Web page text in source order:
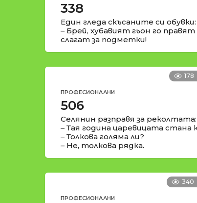
338
Един гледа скъсаните си обувки:
– Брей, хубавият гьон го
слагат за подметки!
178
ПРОФЕСИОНАЛНИ
506
Селянин разправя за реколтата:
– Тая година царевицата
– Толкова голяма ли?
– Не, толкова рядка.
340
ПРОФЕСИОНАЛНИ